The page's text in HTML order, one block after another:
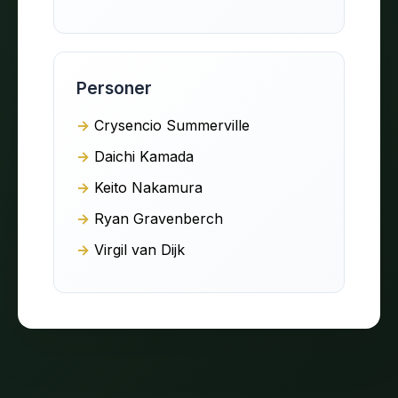
Personer
Crysencio Summerville
Daichi Kamada
Keito Nakamura
Ryan Gravenberch
Virgil van Dijk